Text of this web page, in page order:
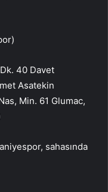
40 Davet
Asatekin
Min. 61 Glumac,
sahasında